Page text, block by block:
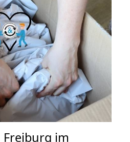
Freiburg im